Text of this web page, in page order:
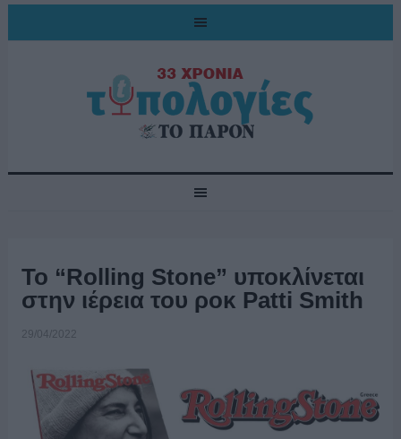
Το “Rolling Stone” υποκλίνεται
στην ιέρεια του ροκ Patti Smith
29/04/2022